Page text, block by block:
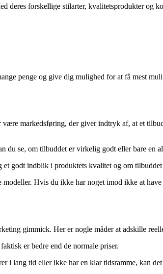
deres forskellige stilarter, kvalitetsprodukter og
penge og give dig mulighed for at få mest
markedsføring, der giver indtryk af, at et
du se, om tilbuddet er virkelig godt eller bare en
et godt indblik i produktets kvalitet og om
Hvis du ikke har noget imod ikke at have
gimmick. Her er nogle måder at adskille
er bedre end de normale priser.
i lang tid eller ikke har en klar tidsramme, kan